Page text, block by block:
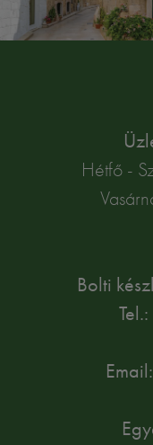
Hétfő -
Bolti
Tel.: